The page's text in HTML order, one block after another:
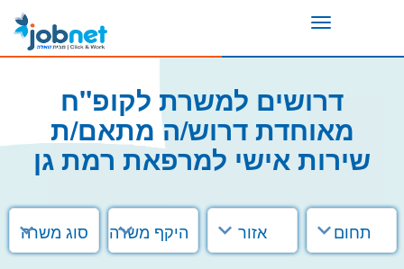
Toggle
דרושים למשרת לקופ"ח
מאוחדת דרוש/ה מתאם/ת
שירות אישי למרפאת רמת גן
תחום אזור היקף משרה סוג משרה